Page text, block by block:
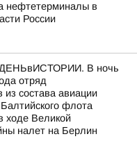
нефтетерминалы в
России
В ночь
отряд
состава авиации
флота
ходе Великой
налет на Берлин